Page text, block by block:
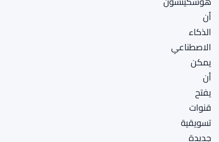
أن
الذكاء
الاصطناعي
يمكن
أن
يفتح
قنوات
تسويقية
جديدة